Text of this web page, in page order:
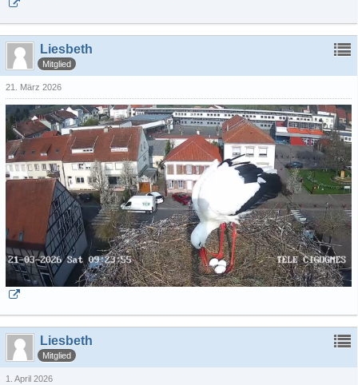
Liesbeth
Mitglied
21. März 2026
Liesbeth
Mitglied
1. April 2026